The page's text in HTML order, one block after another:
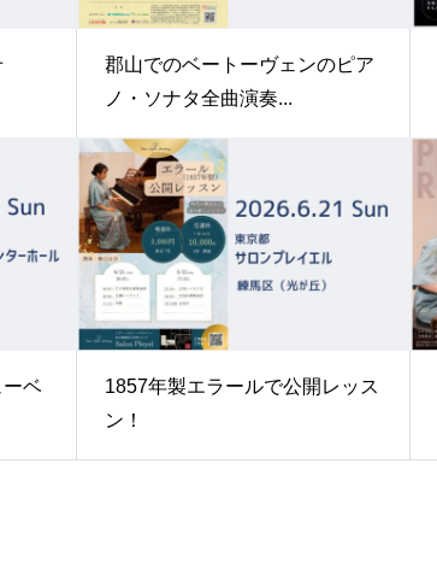
郡山でのベートーヴェンのピア
ノ・ソナタ全曲演奏...
ベ
1857年製エラールで公開レッス
ン！